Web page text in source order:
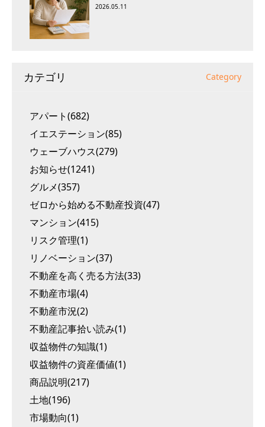
2026.05.11
カテゴリ Category
アパート(682)
イエステーション(85)
ウェーブハウス(279)
お知らせ(1241)
グルメ(357)
ゼロから始める不動産投資(47)
マンション(415)
リスク管理(1)
リノベーション(37)
不動産を高く売る方法(33)
不動産市場(4)
不動産市況(2)
不動産記事拾い読み(1)
収益物件の知識(1)
収益物件の資産価値(1)
商品説明(217)
土地(196)
市場動向(1)